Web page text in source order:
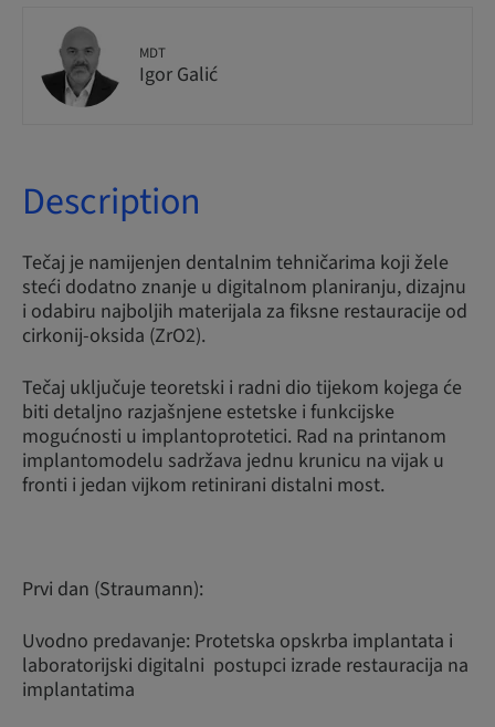
MDT
Igor Galić
Description
Tečaj je namijenjen dentalnim tehničarima koji žele
steći dodatno znanje u digitalnom planiranju, dizajnu
i odabiru najboljih materijala za fiksne restauracije od
cirkonij-oksida (ZrO2).
Tečaj uključuje teoretski i radni dio tijekom kojega će
biti detaljno razjašnjene estetske i funkcijske
mogućnosti u implantoprotetici. Rad na printanom
implantomodelu sadržava jednu krunicu na vijak u
fronti i jedan vijkom retinirani distalni most.
Prvi dan (Straumann):
Uvodno predavanje: Protetska opskrba implantata i
laboratorijski digitalni postupci izrade restauracija na
implantatima